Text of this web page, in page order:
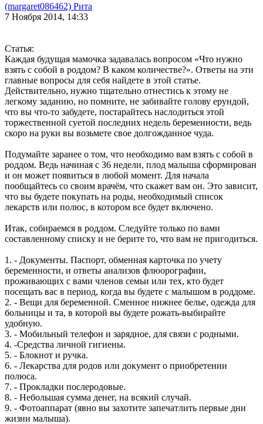
(margaret086462) Рита
7 Ноября 2014, 14:33
Статья:
Каждая будущая мамочка задавалась вопросом «Что нужно
взять с собой в роддом? В каком количестве?». Ответы на эти
главные вопросы для себя найдете в этой статье.
Действительно, нужно тщательно отнестись к этому не
легкому заданию, но помните, не забивайте голову ерундой,
что вы что-то забудете, постарайтесь наслодиться этой
торжественной суетой последних недель беременности, ведь
скоро на руки вы возьмете свое долгожданное чуда.
Подумайте заранее о том, что необходимо вам взять с собой в
роддом. Ведь начиная с 36 недели, плод малыша сформирован
и он может появиться в любой момент. Для начала
пообщайтесь со своим врачём, что скажет вам он. Это зависит,
что вы будете покупать на роды, необходимый список
лекарств или полюс, в котором все будет включено.
Итак, собираемся в роддом. Следуйте только по вами
составленному списку и не берите то, что вам не пригодиться.
1. - Документы. Паспорт, обменная карточка по учету
беременности, и ответы анализов флюорографии,
проживающих с вами членов семьи или тех, кто будет
посещать вас в период, когда вы будете с малышом в роддоме.
2. - Вещи для беременной. Сменное нижнее белье, одежда для
больницы и та, в которой вы будете рожать-выбирайте
удобную.
3. - Мобильный телефон и зарядное, для связи с родными.
4. -Средства личной гигиены.
5. - Блокнот и ручка.
6. - Лекарства для родов или документ о приобретении
полюса.
7. - Прокладки послеродовые.
8. - Небольшая сумма денег, на всякий случай.
9. - Фотоаппарат (явно вы захотите запечатлить первые дни
жизни малыша).